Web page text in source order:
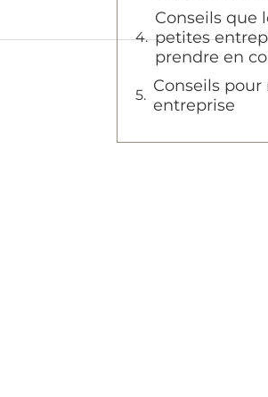
Conseils que
petites
prendre en
Conseils
entreprise